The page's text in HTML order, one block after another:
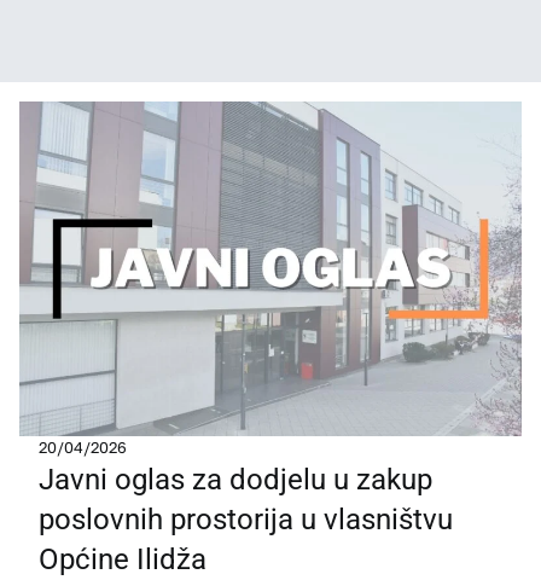
20/04/2026
Javni oglas za dodjelu u zakup
poslovnih prostorija u vlasništvu
Općine Ilidža